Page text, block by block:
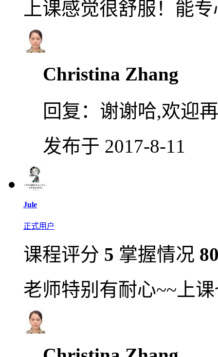
上课感觉很舒服！能
Christina Zhang
回复： 谢谢哈,欢迎
发布于 2017-8-11
Jule
正式用户
课程评分 5 掌握情况
老师特别有耐心~~上